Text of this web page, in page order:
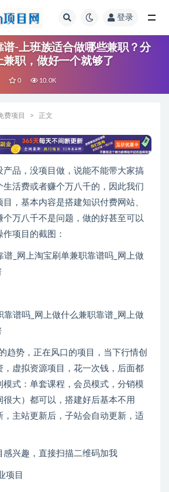
登录
谱-上班族适合做哪些兼职？分
职，做好一个就够了
0 10.0K
费项目 正文
产品，没项目做，说能不能带大家搞
生活费或者赚个万八千的，因此我们
，基本内容是搭建知识付费网站、
个万八千不是问题，做的好甚至可以
项目的截图：
趋势，正在风口的项目，当下行情创
，虚拟资源项目，花一次钱，后面都
模式：单套课程，会员模式，分销模
大）都可以，搭建好后基本不用
，主站更新后，子站会自动更新，适
感兴趣，直接扫描二维码加我
项目